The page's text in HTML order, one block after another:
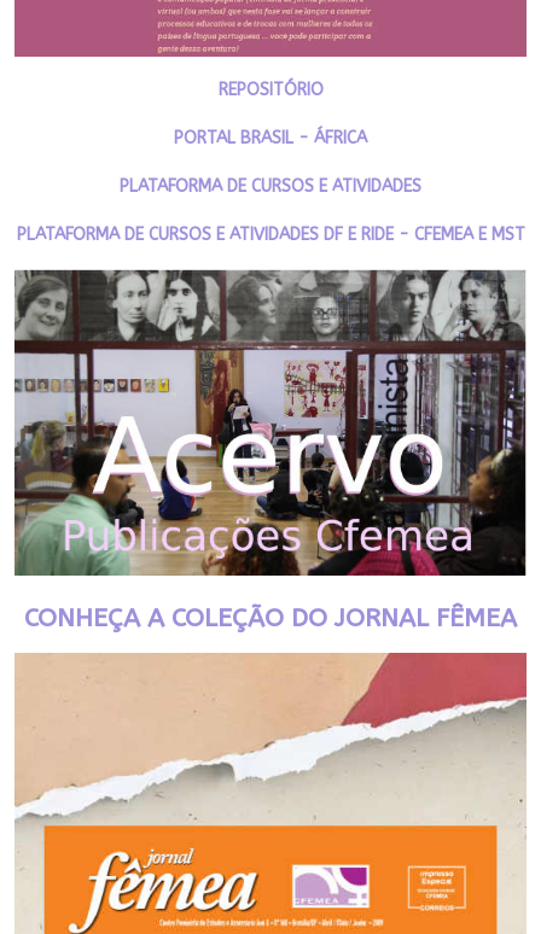
REPOSITÓRIO
PORTAL BRASIL - ÁFRICA
PLATAFORMA DE CURSOS E ATIVIDADES
PLATAFORMA DE CURSOS E ATIVIDADES DF E RIDE - CFEMEA E MST
CONHEÇA A COLEÇÃO DO JORNAL FÊMEA